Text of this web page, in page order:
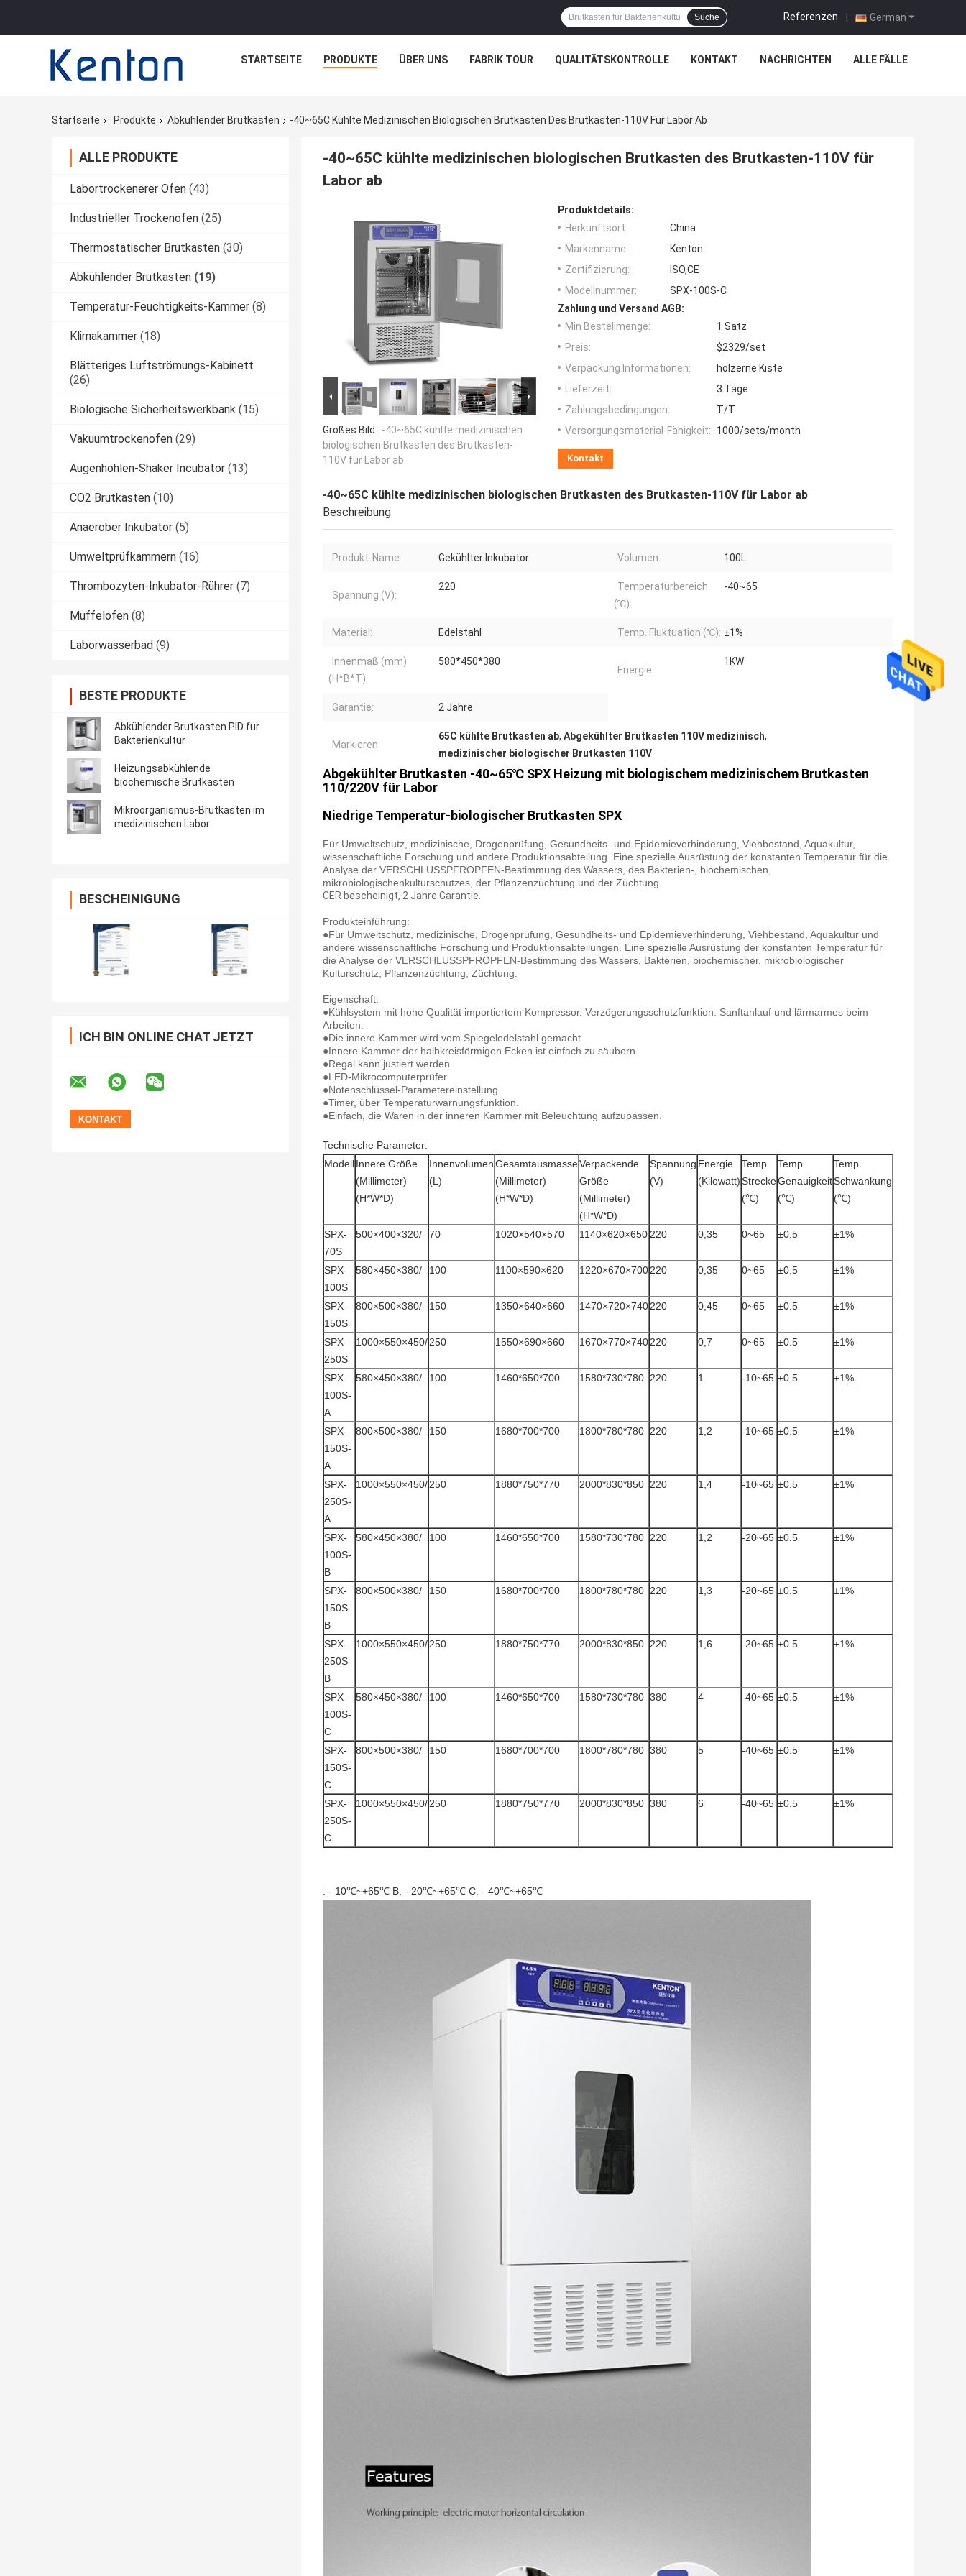
German
Referenzen |
Suche
STARTSEITE PRODUKTE ÜBER UNS FABRIK TOUR QUALITÄTSKONTROLLE KONTAKT NACHRICHTEN ALLE FÄLLE
Startseite Produkte Abkühlender Brutkasten -40~65C Kühlte Medizinischen Biologischen Brutkasten Des Brutkasten-110V Für Labor Ab
ALLE PRODUKTE
Labortrockenerer Ofen (43)
Industrieller Trockenofen (25)
Thermostatischer Brutkasten (30)
Abkühlender Brutkasten (19)
Temperatur-Feuchtigkeits-Kammer (8)
Klimakammer (18)
Blätteriges Luftströmungs-Kabinett
(26)
Biologische Sicherheitswerkbank (15)
Vakuumtrockenofen (29)
Augenhöhlen-Shaker Incubator (13)
CO2 Brutkasten (10)
Anaerober Inkubator (5)
Umweltprüfkammern (16)
Thrombozyten-Inkubator-Rührer (7)
Muffelofen (8)
Laborwasserbad (9)
BESTE PRODUKTE
Abkühlender Brutkasten PID für
Bakterienkultur
Heizungsabkühlende
biochemische Brutkasten
Mikroorganismus-Brutkasten im
medizinischen Labor
BESCHEINIGUNG
ICH BIN ONLINE CHAT JETZT
-40~65C kühlte medizinischen biologischen Brutkasten des Brutkasten-110V für
Labor ab
Großes Bild : -40~65C kühlte medizinischen
biologischen Brutkasten des Brutkasten-
110V für Labor ab
Produktdetails:
Herkunftsort:
China
Markenname:
Kenton
Zertifizierung:
ISO,CE
Modellnummer:
SPX-100S-C
Zahlung und Versand AGB:
Min Bestellmenge:
1 Satz
Preis:
$2329/set
Verpackung Informationen:
hölzerne Kiste
Lieferzeit:
3 Tage
Zahlungsbedingungen:
T/T
Versorgungsmaterial-Fähigkeit:
1000/sets/month
Kontakt
-40~65C kühlte medizinischen biologischen Brutkasten des Brutkasten-110V für Labor ab
Beschreibung
Produkt-Name: Gekühlter Inkubator Volumen: 100L
Spannung (V):
220
Temperaturbereich
(℃):
-40~65
Material: Edelstahl Temp. Fluktuation (℃): ±1%
Innenmaß (mm)
(H*B*T):
580*450*380
Energie:
1KW
Garantie: 2 Jahre
Markieren:
65C kühlte Brutkasten ab, Abgekühlter Brutkasten 110V medizinisch,
medizinischer biologischer Brutkasten 110V
Abgekühlter Brutkasten -40~65℃ SPX Heizung mit biologischem medizinischem Brutkasten
110/220V für Labor
Niedrige Temperatur-biologischer Brutkasten SPX
Für Umweltschutz, medizinische, Drogenprüfung, Gesundheits- und Epidemieverhinderung, Viehbestand, Aquakultur,
wissenschaftliche Forschung und andere Produktionsabteilung. Eine spezielle Ausrüstung der konstanten Temperatur für die
Analyse der VERSCHLUSSPFROPFEN-Bestimmung des Wassers, des Bakterien-, biochemischen,
mikrobiologischenkulturschutzes, der Pflanzenzüchtung und der Züchtung.
CER bescheinigt, 2 Jahre Garantie.
Produkteinführung:
●Für Umweltschutz, medizinische, Drogenprüfung, Gesundheits- und Epidemieverhinderung, Viehbestand, Aquakultur und
andere wissenschaftliche Forschung und Produktionsabteilungen. Eine spezielle Ausrüstung der konstanten Temperatur für
die Analyse der VERSCHLUSSPFROPFEN-Bestimmung des Wassers, Bakterien, biochemischer, mikrobiologischer
Kulturschutz, Pflanzenzüchtung, Züchtung.
Eigenschaft:
●Kühlsystem mit hohe Qualität importiertem Kompressor. Verzögerungsschutzfunktion. Sanftanlauf und lärmarmes beim
Arbeiten.
●Die innere Kammer wird vom Spiegeledelstahl gemacht.
●Innere Kammer der halbkreisförmigen Ecken ist einfach zu säubern.
●Regal kann justiert werden.
●LED-Mikrocomputerprüfer.
●Notenschlüssel-Parametereinstellung.
●Timer, über Temperaturwarnungsfunktion.
●Einfach, die Waren in der inneren Kammer mit Beleuchtung aufzupassen.
Technische Parameter:
ModellInnere Größe
(Millimeter)
(H*W*D)
Innenvolumen
(L)
Gesamtausmasse
(Millimeter)
(H*W*D)
Verpackende
Größe
(Millimeter)
(H*W*D)
Spannung
(V)
Energie
(Kilowatt)
Temp
Strecke
(℃)
Temp.
Genauigkeit
(℃)
Temp.
Schwankung
(℃)
SPX-
70S
500×400×320/ 70 1020×540×570 1140×620×650220 0,35 0~65 ±0.5 ±1%
SPX-
100S
580×450×380/ 100 1100×590×620 1220×670×700220 0,35 0~65 ±0.5 ±1%
SPX-
150S
800×500×380/ 150 1350×640×660 1470×720×740220 0,45 0~65 ±0.5 ±1%
SPX-
250S
1000×550×450/250 1550×690×660 1670×770×740220 0,7 0~65 ±0.5 ±1%
SPX-
100S-
A
580×450×380/ 100 1460*650*700 1580*730*780 220 1 -10~65 ±0.5 ±1%
SPX-
150S-
A
800×500×380/ 150 1680*700*700 1800*780*780 220 1,2 -10~65 ±0.5 ±1%
SPX-
250S-
A
1000×550×450/250 1880*750*770 2000*830*850 220 1,4 -10~65 ±0.5 ±1%
SPX-
100S-
B
580×450×380/ 100 1460*650*700 1580*730*780 220 1,2 -20~65 ±0.5 ±1%
SPX-
150S-
B
800×500×380/ 150 1680*700*700 1800*780*780 220 1,3 -20~65 ±0.5 ±1%
SPX-
250S-
B
1000×550×450/250 1880*750*770 2000*830*850 220 1,6 -20~65 ±0.5 ±1%
SPX-
100S-
C
580×450×380/ 100 1460*650*700 1580*730*780 380 4 -40~65 ±0.5 ±1%
SPX-
150S-
C
800×500×380/ 150 1680*700*700 1800*780*780 380 5 -40~65 ±0.5 ±1%
SPX-
250S-
C
1000×550×450/250 1880*750*770 2000*830*850 380 6 -40~65 ±0.5 ±1%
: - 10℃~+65℃ B: - 20℃~+65℃ C: - 40℃~+65℃